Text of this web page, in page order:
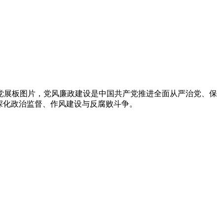
板图片，党风廉政建设是中国共产党推进全面从严治党、保
政治监督、作风建设与反腐败斗争‌。‌